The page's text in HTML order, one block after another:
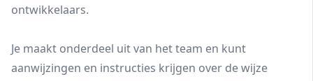
ontwikkelaars.
Je maakt onderdeel uit van het team en kunt
aanwijzingen en instructies krijgen over de wijze